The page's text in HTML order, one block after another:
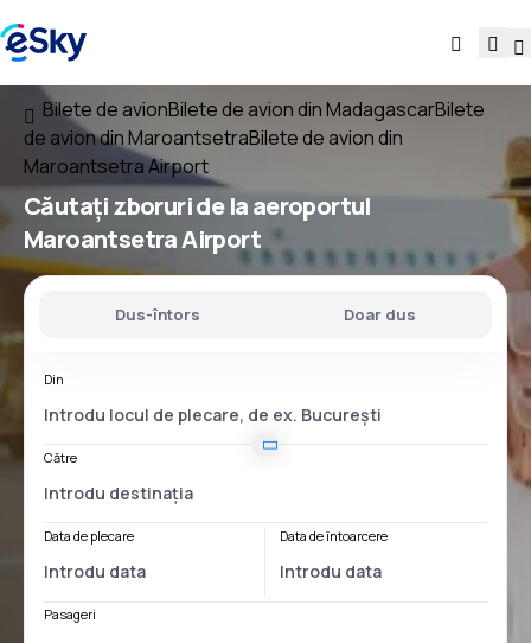
Bilete de avionBilete de avion din MadagascarBilete
de avion din MaroantsetraBilete de avion din
Maroantsetra Airport
Căutațizboruride laaeroportul
Maroantsetra Airport
Dus-întors Doar dus
Din
Către
Data de plecare Data de întoarcere
Pasageri